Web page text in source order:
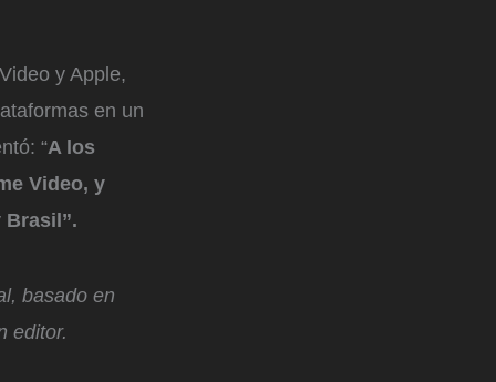
y Apple,
en un
“A los
Video, y
Brasil”.
basado en
editor.